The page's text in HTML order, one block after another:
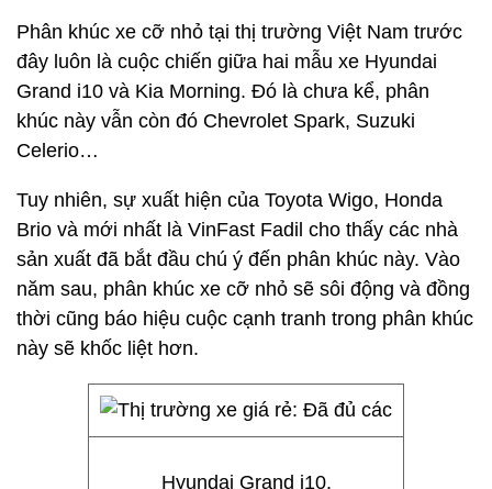
Phân khúc xe cỡ nhỏ tại thị trường Việt Nam trước
đây luôn là cuộc chiến giữa hai mẫu xe Hyundai
Grand i10 và Kia Morning. Đó là chưa kể, phân
khúc này vẫn còn đó Chevrolet Spark, Suzuki
Celerio…
Tuy nhiên, sự xuất hiện của Toyota Wigo, Honda
Brio và mới nhất là VinFast Fadil cho thấy các nhà
sản xuất đã bắt đầu chú ý đến phân khúc này. Vào
năm sau, phân khúc xe cỡ nhỏ sẽ sôi động và đồng
thời cũng báo hiệu cuộc cạnh tranh trong phân khúc
này sẽ khốc liệt hơn.
Hyundai Grand i10.